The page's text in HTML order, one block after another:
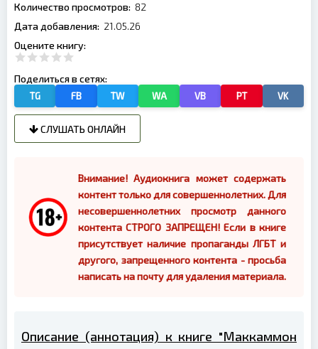
Количество просмотров: 82
Дата добавления: 21.05.26
Оцените книгу:
Поделиться в сетях:
TG FB TW WA VB PT VK
СЛУШАТЬ ОНЛАЙН
Внимание! Аудиокнига может содержать
контент только для совершеннолетних. Для
несовершеннолетних просмотр данного
контента СТРОГО ЗАПРЕЩЕН! Если в книге
присутствует наличие пропаганды ЛГБТ и
другого, запрещенного контента - просьба
написать на почту для удаления материала.
Описание (аннотация) к книге "Маккаммон